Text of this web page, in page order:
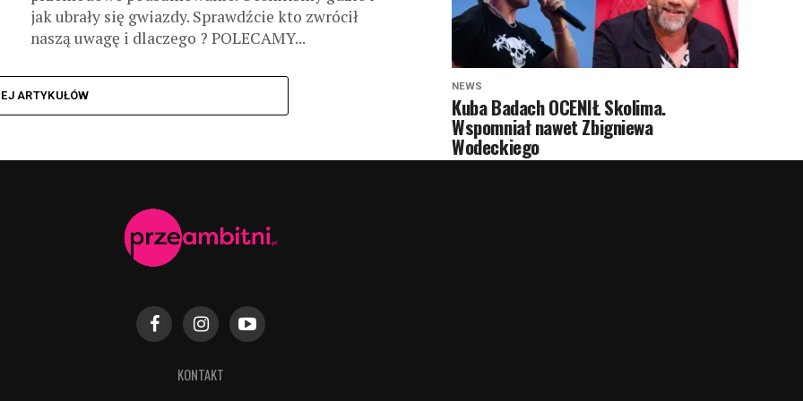
jak ubrały się gwiazdy. Sprawdźcie kto zwrócił
naszą uwagę i dlaczego ? POLECAMY...
ARTYKUŁÓW
NEWS
Kuba Badach OCENIŁ Skolima.
Wspomniał nawet Zbigniewa
Wodeckiego
KONTAKT